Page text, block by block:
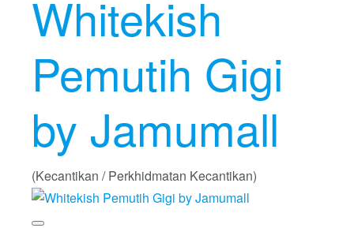
Whitekish
Pemutih Gigi
by Jamumall
(Kecantikan / Perkhidmatan Kecantikan)